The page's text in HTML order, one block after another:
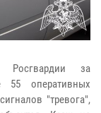
Росгвардии за
55 оперативных
"тревога",